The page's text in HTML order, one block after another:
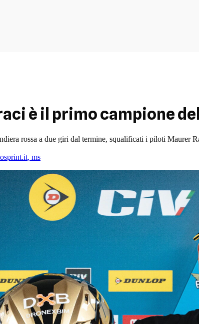
è il primo campione
rossa a due giri dal termine, squalificati i piloti Maurer
, ms